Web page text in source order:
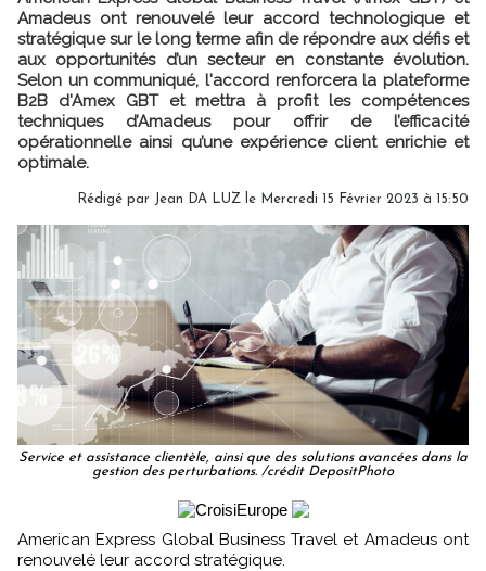
Amadeus ont renouvelé leur accord technologique et
stratégique sur le long terme afin de répondre aux défis et
aux opportunités d’un secteur en constante évolution.
Selon un communiqué, l'accord renforcera la plateforme
B2B d'Amex GBT et mettra à profit les compétences
techniques d’Amadeus pour offrir de l’efficacité
opérationnelle ainsi qu’une expérience client enrichie et
optimale.
Rédigé par Jean DA LUZ le Mercredi 15 Février 2023 à 15:50
Service et assistance clientèle, ainsi que des solutions avancées dans la
gestion des perturbations. /crédit DepositPhoto
American Express Global Business Travel et Amadeus ont
renouvelé leur accord stratégique.